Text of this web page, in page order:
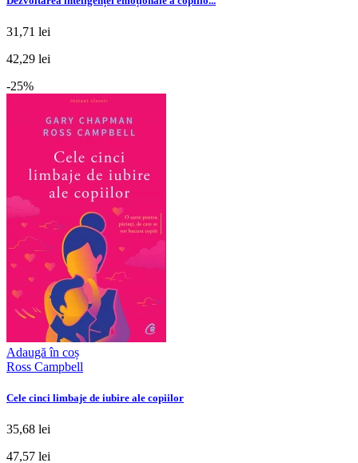
31,71 lei
42,29 lei
-25%
Adaugă în coș
Ross Campbell
Cele cinci limbaje de iubire ale copiilor
35,68 lei
47,57 lei